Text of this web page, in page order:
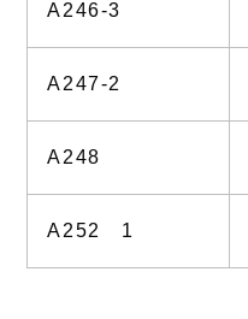
A246-3
A247-2
A248
A252 1